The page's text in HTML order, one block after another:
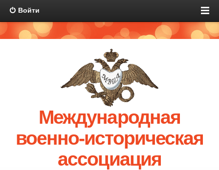
Войти
Международная
военно-историческая
ассоциация